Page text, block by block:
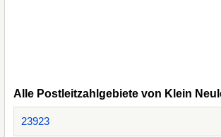
Alle Postleitzahlgebiete von Klein
23923